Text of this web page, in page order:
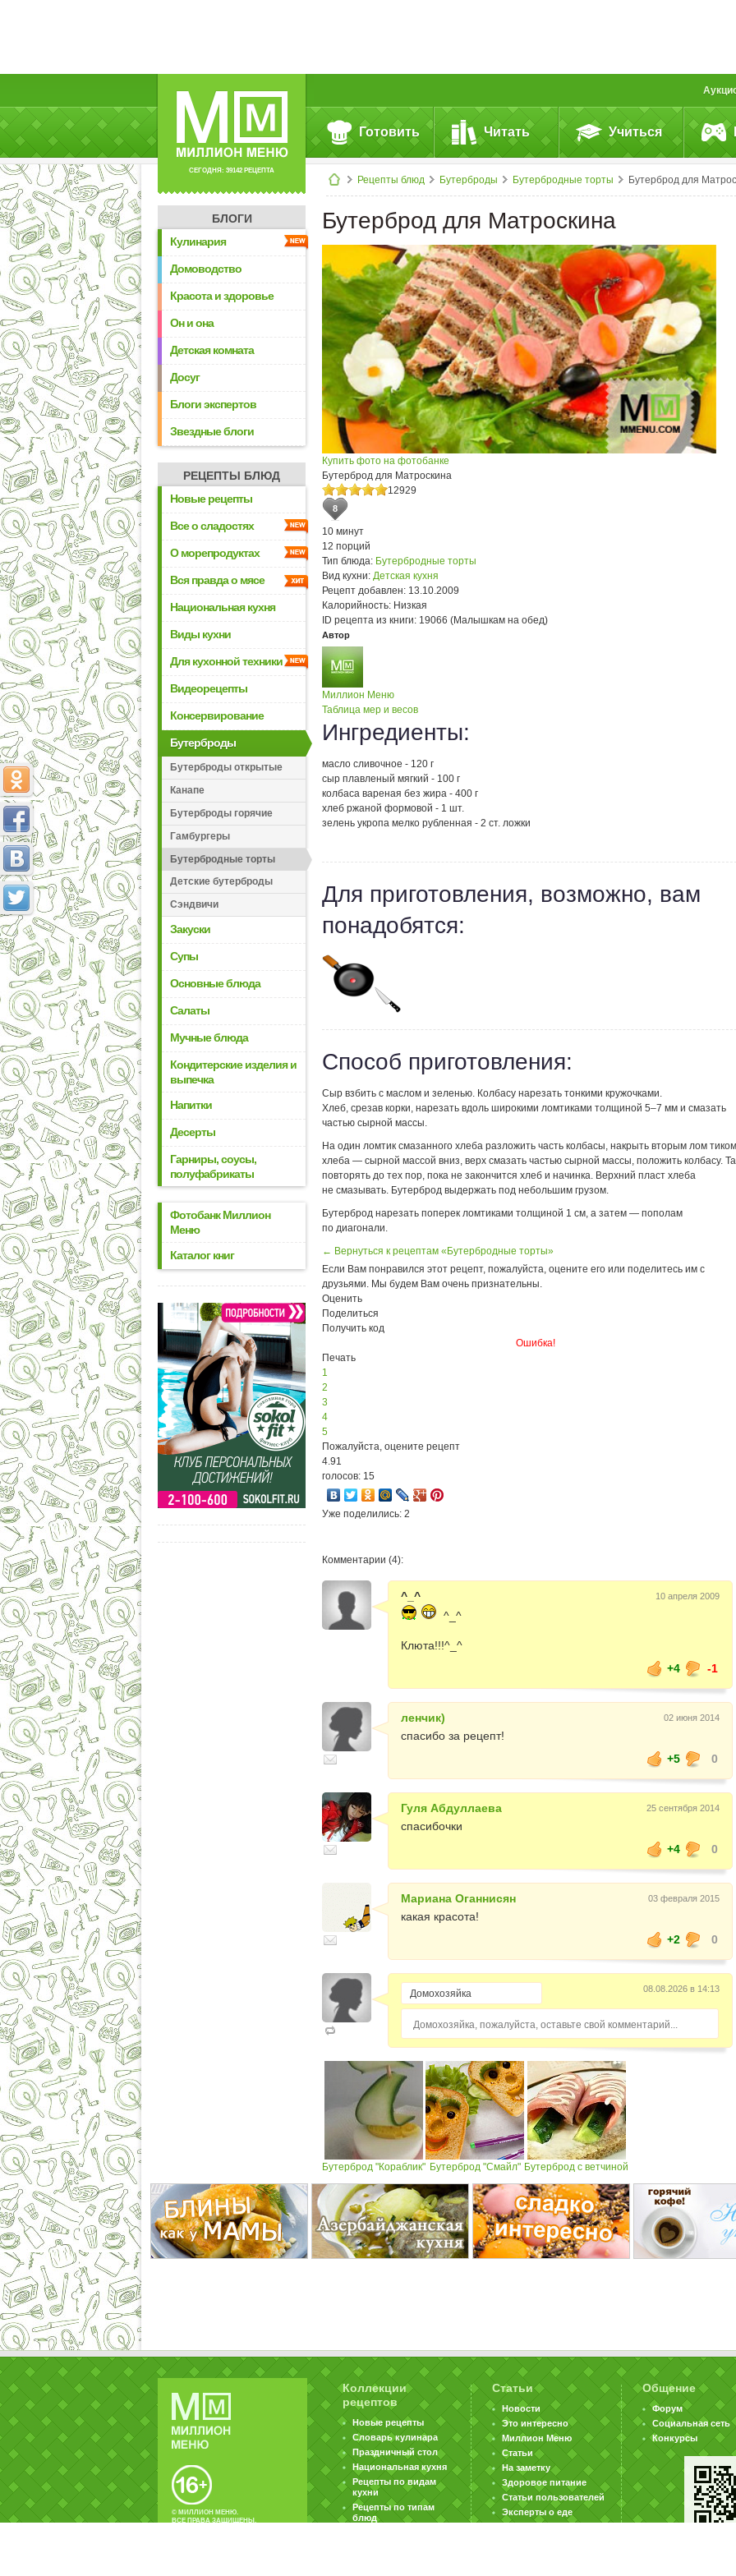
СЕГОДНЯ: 39142 РЕЦЕПТА
Готовить Читать Учиться
Рецепты блюд Бутерброды Бутербродные торты Бутерброд для Матроскина
БЛОГИ
Кулинария
Домоводство
Красота и здоровье
Он и она
Детская комната
Досуг
Блоги экспертов
Звездные блоги
РЕЦЕПТЫ БЛЮД
Новые рецепты
Все о сладостях
О морепродуктах
Вся правда о мясе
Национальная кухня
Виды кухни
Для кухонной техники
Видеорецепты
Консервирование
Бутерброды
Бутерброды открытые
Канапе
Бутерброды горячие
Гамбургеры
Бутербродные торты
Детские бутерброды
Сэндвичи
Закуски
Супы
Основные блюда
Салаты
Мучные блюда
Кондитерские изделия и
выпечка
Напитки
Десерты
Гарниры, соусы,
полуфабрикаты
Фотобанк Миллион
Меню
Каталог книг
Бутерброд для Матроскина
Купить фото на фотобанке
Бутерброд для Матроскина
12929
8
10 минут
12 порций
Тип блюда: Бутербродные торты
Вид кухни: Детская кухня
Рецепт добавлен: 13.10.2009
Калорийность: Низкая
ID рецепта из книги: 19066 (Малышкам на обед)
Автор
Миллион Меню
Таблица мер и весов
Ингредиенты:
масло сливочное - 120 г
сыр плавленый мягкий - 100 г
колбаса вареная без жира - 400 г
хлеб ржаной формовой - 1 шт.
зелень укропа мелко рубленная - 2 ст. ложки
Для приготовления, возможно, вам
понадобятся:
Способ приготовления:
Сыр взбить с маслом и зеленью. Колбасу нарезать тонкими кружочками.
Хлеб, срезав корки, нарезать вдоль широкими ломтиками толщиной 5–7 мм и смазать
частью сырной массы.
На один ломтик смазанного хлеба разложить часть колбасы, накрыть вторым лом тиком
хлеба — сырной массой вниз, верх смазать частью сырной массы, положить колбасу.
повторять до тех пор, пока не закончится хлеб и начинка. Верхний пласт хлеба
не смазывать. Бутерброд выдержать под небольшим грузом.
Бутерброд нарезать поперек ломтиками толщиной 1 см, а затем — пополам
по диагонали.
← Вернуться к рецептам «Бутербродные торты»
Если Вам понравился этот рецепт, пожалуйста, оцените его или поделитесь им с
друзьями. Мы будем Вам очень признательны.
Оценить
Поделиться
Получить код
Ошибка!
Печать
1
2
3
4
5
Пожалуйста, оцените рецепт
4.91
голосов: 15
Уже поделились: 2
Комментарии (4):
^_^ 10 апреля 2009
^_^
Клюта!!!^_^
+4
-1
ленчик) 02 июня 2014
спасибо за рецепт!
+5
0
Гуля Абдуллаева 25 сентября 2014
спасибочки
+4
0
Мариана Оганнисян 03 февраля 2015
какая красота!
+2
0
08.08.2026 в 14:13
Домохозяйка, пожалуйста, оставьте свой комментарий...
Бутерброд "Кораблик" Бутерброд "Смайл" Бутерброд с ветчиной
© МИЛЛИОН МЕНЮ.
ВСЕ ПРАВА ЗАЩИЩЕНЫ.
Коллекции
рецептов
Новые рецепты
Словарь кулинара
Праздничный стол
Национальная кухня
Рецепты по видам
кухни
Рецепты по типам
блюд
Статьи
Новости
Это интересно
Миллион Меню
Статьи
На заметку
Здоровое питание
Статьи пользователей
Эксперты о еде
Общение
Форум
Социальная сеть
Конкурсы